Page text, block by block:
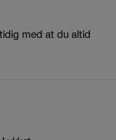
med at du altid